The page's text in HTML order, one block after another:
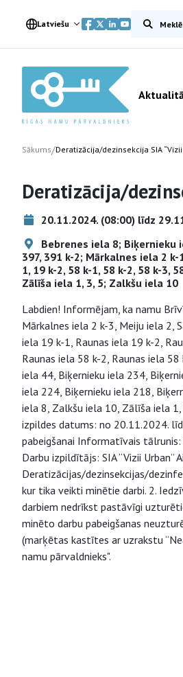
Latviešu Meklēt
Sākums/Deratizācija/dezinsekcija SIA
Deratizācija/
20.11.2024. (08:00) līdz
Bebrenes iela 8; Biķernieku
397, 391 k-2; Mārkalnes iela 2
1, 19 k-2, 58 k-1, 58 k-2, 58 k-3,
Zālīša iela 1, 3, 5; Zalkšu iela 10
Labdien! Informējam, ka namu
Mārkalnes iela 2 k-3, Meiju iela 2,
iela 19 k-1, Raunas iela 19 k-2,
Raunas iela 58 k-2, Raunas iela
iela 44, Biķernieku iela 234,
iela 224, Biķernieku iela 218,
iela 8, Zalkšu iela 10, Zālīša iela
izpildes datums: no 20.11.2024.
pabeigšanai Informatīvais
Darbu izpildītājs: SIA “Vizii
Deratizācijas/dezinsekcijas/
kur tika veikti minētie darbi. 2.
darbiem nedrīkst pastāvīgi
minēto darbu pabeigšanas
(marķētas kastītes ar uzrakstu
namu pārvaldnieks".